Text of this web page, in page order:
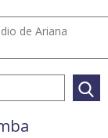
de Ariana